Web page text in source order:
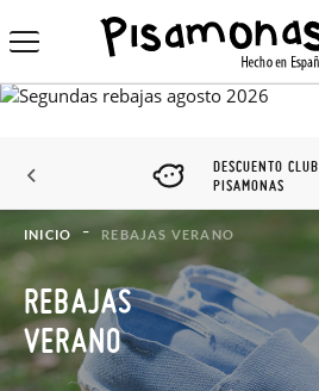
DESCUENTO CLUB
PISAMONAS
INICIO REBAJAS VERANO
REBAJAS
VERANO